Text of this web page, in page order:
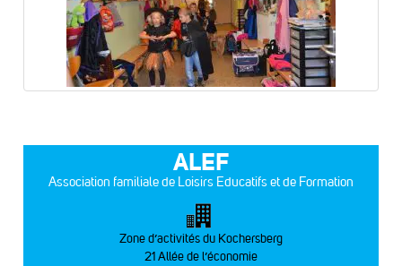
ALEF
Association familiale de Loisirs Educatifs et de Formation
Zone d’activités du Kochersberg
21 Allée de l’économie